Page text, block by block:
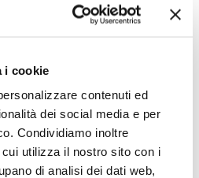
i cookie
contenuti ed
dei social media e per
Condividiamo inoltre
utilizza il nostro sito con i
di analisi dei dati web,